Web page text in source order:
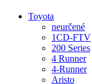
Toyota
neurčené
1CD-FTV
200 Series
4 Runner
4-Runner
Aristo